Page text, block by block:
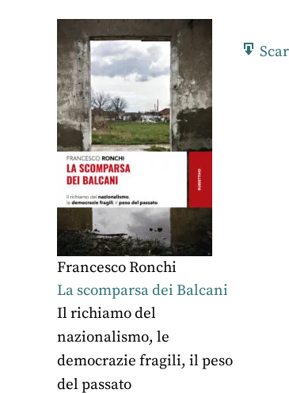
Francesco Ronchi
La scomparsa dei Balcani
Il richiamo del
nazionalismo, le
democrazie fragili, il peso
del passato